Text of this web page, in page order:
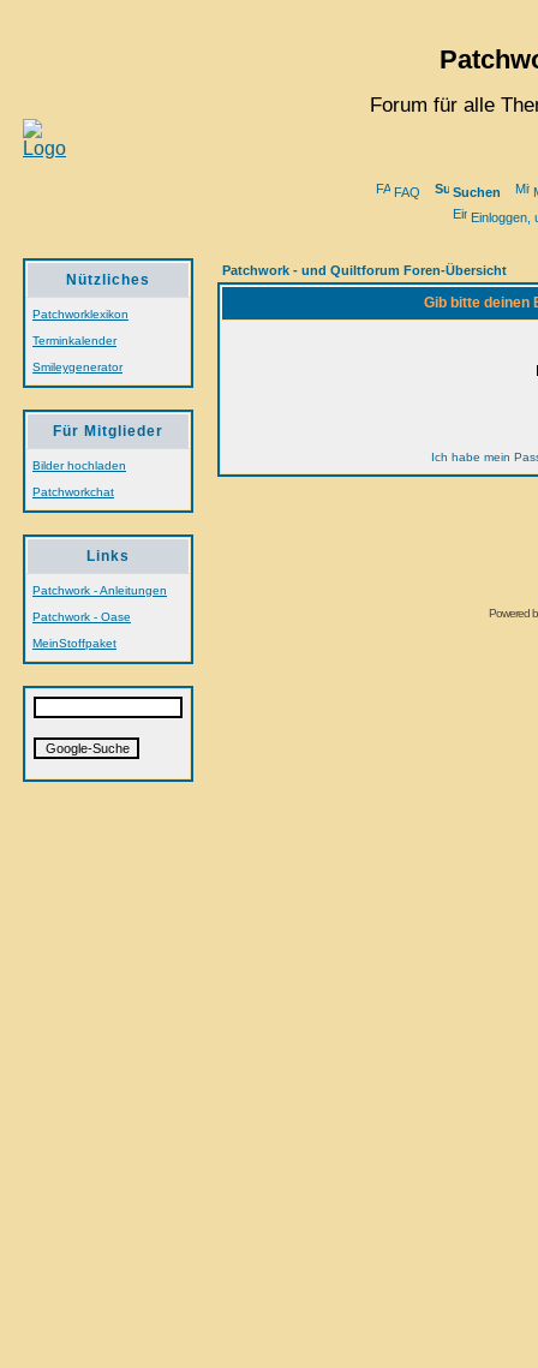
Forum für alle
FAQ Suchen
Einloggen,
Nützliches
Patchworklexikon
Terminkalender
Smileygenerator
Für Mitglieder
Bilder hochladen
Patchworkchat
Links
Patchwork - Anleitungen
Patchwork - Oase
MeinStoffpaket
Patchwork - und Quiltforum Foren-Übersicht
Gib bitte deinen
Ich habe mein
Powered